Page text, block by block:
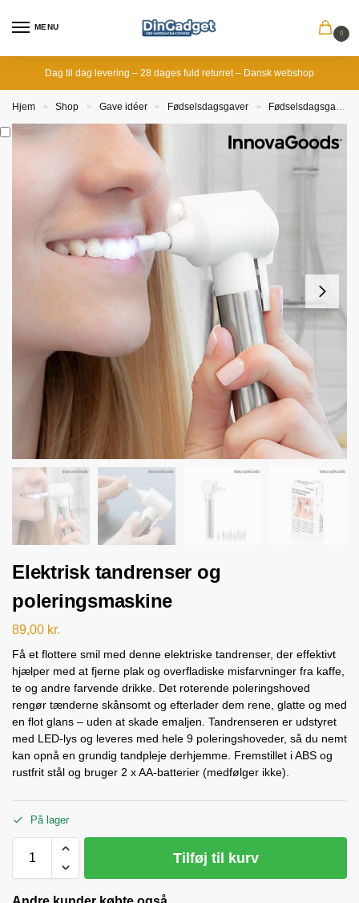
MENU
0
Dag til dag levering – 28 dages fuld returret – Dansk webshop
Hjem » Shop » Gave idéer » Fødselsdagsgaver » Fødselsdagsgave til kæresten
Elektrisk tandrenser og
poleringsmaskine
89,00 kr.
Få et flottere smil med denne elektriske tandrenser, der effektivt
hjælper med at fjerne plak og overfladiske misfarvninger fra kaffe,
te og andre farvende drikke. Det roterende poleringshoved
rengør tænderne skånsomt og efterlader dem rene, glatte og med
en flot glans – uden at skade emaljen. Tandrenseren er udstyret
med LED-lys og leveres med hele 9 poleringshoveder, så du nemt
kan opnå en grundig tandpleje derhjemme. Fremstillet i ABS og
rustfrit stål og bruger 2 x AA-batterier (medfølger ikke).
På lager
Tilføj til kurv